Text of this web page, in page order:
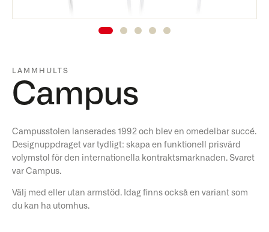
LAMMHULTS
Campus
Campusstolen lanserades 1992 och blev en omedelbar succé.
Designuppdraget var tydligt: ​​skapa en funktionell prisvärd
volymstol för den internationella kontraktsmarknaden. Svaret
var Campus.
Välj med eller utan armstöd. Idag finns också en variant som
du kan ha utomhus.